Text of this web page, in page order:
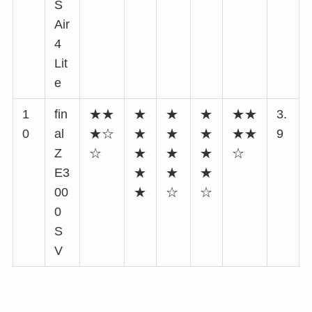
S
Air
4
Lit
e
1
0
fin
al
Z
E3
00
0
S
V
★★
★☆
☆
★
★
★
★
★
★
★
★
★
☆
★
★
★
★
☆
★★
★★
☆
3.
9